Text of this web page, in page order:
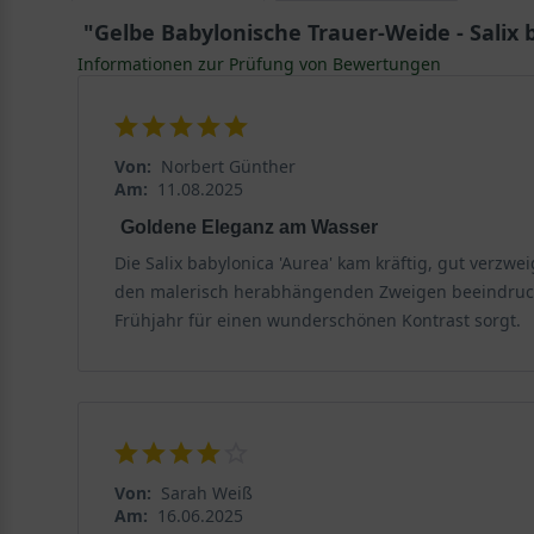
Verwendung der Salix babylonica ’Aurea‘
gebührenden Stand, um ihre wunderschöne
Sie mag feuchte Standorte und kommt hier
Mythologische Bedeutung der Weide
Die Weide gilt in vielen Kulturen als verehrenswert.
"Gelbe Babylonische Trauer-Weide - Salix
Informationen zur Prüfung von Bewertungen
Von: Norbert Günther
Am: 11.08.2025
Goldene Eleganz am Wasser
Die Salix babylonica 'Aurea' kam kräftig, gut
den malerisch herabhängenden Zweigen
Frühjahr für einen wunderschönen Kontrast sorgt.
Von: Sarah Weiß
Am: 16.06.2025